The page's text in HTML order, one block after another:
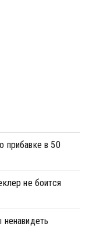
прибавке в 50
не боится